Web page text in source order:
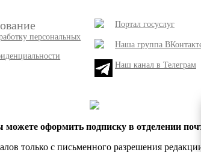
персональных
Портал госуслуг
Наша группа
Наш канал в Телеграм
оформить подписку в отделении
только с письменного разрешения